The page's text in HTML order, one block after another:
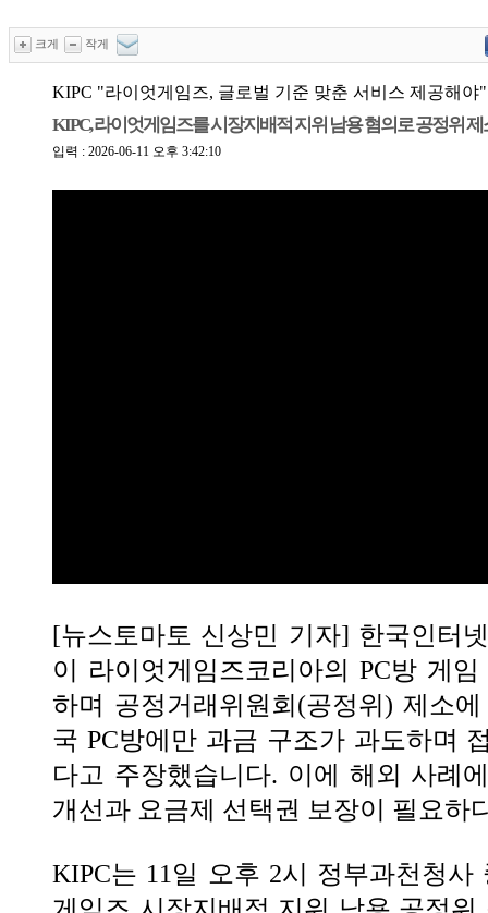
크게 작게
KIPC "라이엇게임즈, 글로벌 기준 맞춘 서비스 제공해야"
KIPC, 라이엇게임즈를 시장지배적 지위 남용 혐의로 공정위 제
입력 : 2026-06-11 오후 3:42:10
[뉴스토마토 신상민 기자] 한국인터
이 라이엇게임즈코리아의 PC방 게
하며 공정거래위원회(공정위) 제소
국 PC방에만 과금 구조가 과도하며
다고 주장했습니다. 이에 해외 사례
개선과 요금제 선택권 보장이 필요하
KIPC는 11일 오후 2시 정부과천청사